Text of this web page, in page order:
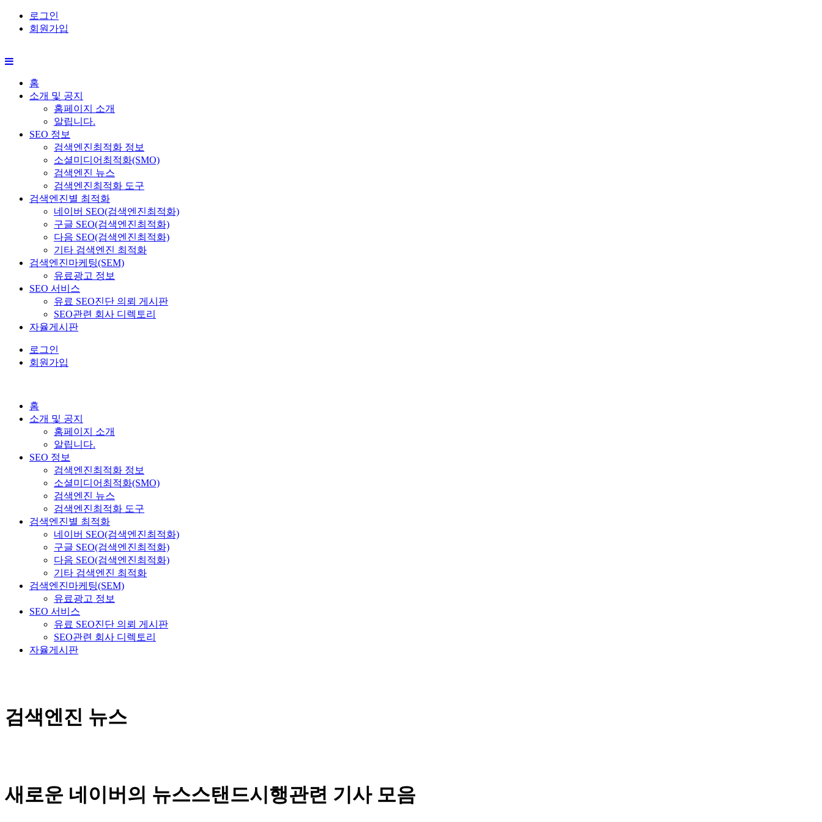
로그인
회원가입
홈
소개 및 공지
홈페이지 소개
알립니다.
SEO 정보
검색엔진최적화 정보
소셜미디어최적화(SMO)
검색엔진 뉴스
검색엔진최적화 도구
검색엔진별 최적화
네이버 SEO(검색엔진최적화)
구글 SEO(검색엔진최적화)
다음 SEO(검색엔진최적화)
기타 검색엔진 최적화
검색엔진마케팅(SEM)
유료광고 정보
SEO 서비스
유료 SEO진단 의뢰 게시판
SEO관련 회사 디렉토리
자율게시판
로그인
회원가입
홈
소개 및 공지
홈페이지 소개
알립니다.
SEO 정보
검색엔진최적화 정보
소셜미디어최적화(SMO)
검색엔진 뉴스
검색엔진최적화 도구
검색엔진별 최적화
네이버 SEO(검색엔진최적화)
구글 SEO(검색엔진최적화)
다음 SEO(검색엔진최적화)
기타 검색엔진 최적화
검색엔진마케팅(SEM)
유료광고 정보
SEO 서비스
유료 SEO진단 의뢰 게시판
SEO관련 회사 디렉토리
자율게시판
검색엔진 뉴스
새로운 네이버의 뉴스스탠드시행관련 기사 모음